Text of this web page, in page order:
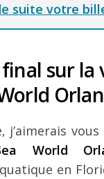
suite votre
sur la
j’aimerais
World
en